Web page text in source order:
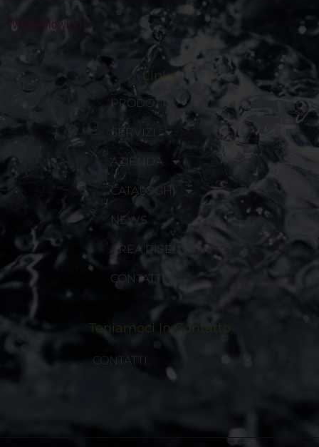
Whisleblowing
Links
PRODOTTI
SERVIZI
AZIENDA
CATALOGHI
NEWS
AREA RISERVATA
CONTATTI
Teniamoci In Contatto
CONTATTI